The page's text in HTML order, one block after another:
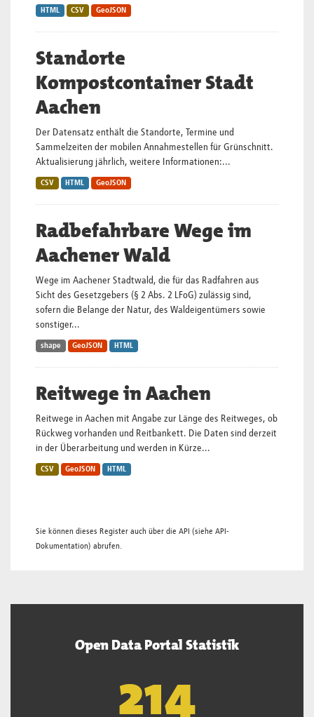
HTML CSV GeoJSON
Standorte
Kompostcontainer Stadt
Aachen
Der Datensatz enthält die Standorte, Termine und
Sammelzeiten der mobilen Annahmestellen für Grünschnitt.
Aktualisierung jährlich, weitere Informationen:...
CSV HTML GeoJSON
Radbefahrbare Wege im
Aachener Wald
Wege im Aachener Stadtwald, die für das Radfahren aus
Sicht des Gesetzgebers (§ 2 Abs. 2 LFoG) zulässig sind,
sofern die Belange der Natur, des Waldeigentümers sowie
sonstiger...
shape GeoJSON HTML
Reitwege in Aachen
Reitwege in Aachen mit Angabe zur Länge des Reitweges, ob
Rückweg vorhanden und Reitbankett. Die Daten sind derzeit
in der Überarbeitung und werden in Kürze...
CSV GeoJSON HTML
Sie können dieses Register auch über die API (siehe API-
Dokumentation) abrufen.
Open Data Portal Statistik
218